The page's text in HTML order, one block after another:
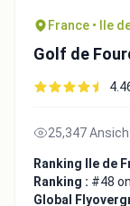
France • Ile
Golf de
25,347
Ranking Ile de
Ranking : #48
Global